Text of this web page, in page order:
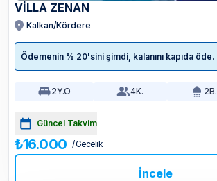
VİLLA ZENAN
Kalkan/Kördere
Ödemenin % 20'sini şimdi, kalanını kapıda öde.
2Y.O 4K. 2B.
Güncel Takvim
₺16.000 / Gecelik
İncele